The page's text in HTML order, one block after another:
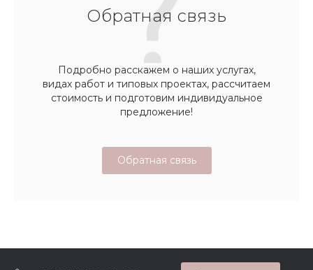
Обратная связь
Подробно расскажем о наших услугах,
видах работ и типовых проектах, рассчитаем
стоимость и подготовим индивидуальное
предложение!
Обратная связь